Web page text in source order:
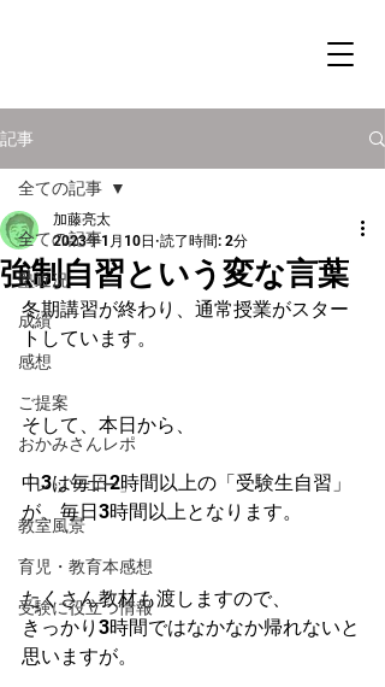
記事
全ての記事
塾近況
成績
感想
ご提案
おかみさんレポ
「レッツゴー」
教室風景
育児・教育本感想
受験に役立つ情報
全ての記事
強制自習という変な言葉
加藤亮太
2023年1月10日 読了時間: 2分
冬期講習が終わり、通常授業がスター
トしています。
そして、本日から、
中3は毎日2時間以上の「受験生自習」
が、毎日3時間以上となります。
たくさん教材も渡しますので、
きっかり3時間ではなかなか帰れないと
思いますが。